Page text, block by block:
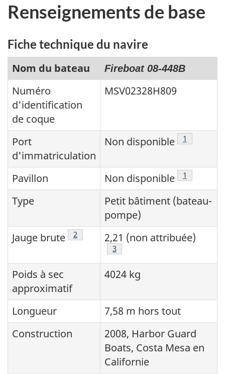
Renseignements de base
Fiche technique du navire
Nom du bateau Fireboat 08-448B
Numéro
d'identification
de coque
MSV02328H809
Port
d'immatriculation
Non disponible Note de
1
Pavillon Non disponible Note de
1
Type
Petit bâtiment (bateau-
pompe)
Jauge brute
Note de bas de page
2 2,21 (non attribuée)
Note de bas de page
3
Poids à sec
approximatif
4024 kg
Longueur
7,58 m hors tout
Construction
2008, Harbor Guard
Boats, Costa Mesa en
Californie